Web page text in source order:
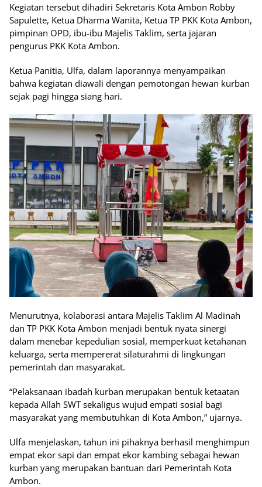
Kegiatan tersebut dihadiri Sekretaris Kota Ambon Robby
Sapulette, Ketua Dharma Wanita, Ketua TP PKK Kota Ambon,
pimpinan OPD, ibu-ibu Majelis Taklim, serta jajaran
pengurus PKK Kota Ambon.
Ketua Panitia, Ulfa, dalam laporannya menyampaikan
bahwa kegiatan diawali dengan pemotongan hewan kurban
sejak pagi hingga siang hari.
Menurutnya, kolaborasi antara Majelis Taklim Al Madinah
dan TP PKK Kota Ambon menjadi bentuk nyata sinergi
dalam menebar kepedulian sosial, memperkuat ketahanan
keluarga, serta mempererat silaturahmi di lingkungan
pemerintah dan masyarakat.
“Pelaksanaan ibadah kurban merupakan bentuk ketaatan
kepada Allah SWT sekaligus wujud empati sosial bagi
masyarakat yang membutuhkan di Kota Ambon,” ujarnya.
Ulfa menjelaskan, tahun ini pihaknya berhasil menghimpun
empat ekor sapi dan empat ekor kambing sebagai hewan
kurban yang merupakan bantuan dari Pemerintah Kota
Ambon.